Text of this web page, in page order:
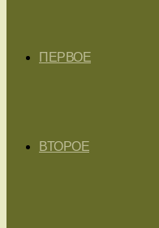
ПЕРВОЕ
ВТОРОЕ